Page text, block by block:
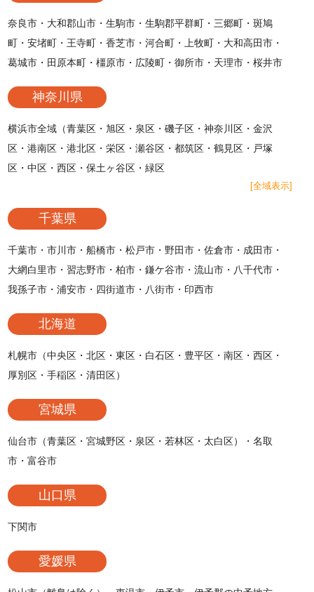
奈良市・大和郡山市・生駒市・生駒郡平群町・三郷町・斑鳩
町・安堵町・王寺町・香芝市・河合町・上牧町・大和高田市・
葛城市・田原本町・橿原市・広陵町・御所市・天理市・桜井市
神奈川県
横浜市全域（青葉区・旭区・泉区・磯子区・神奈川区・金沢
区・港南区・港北区・栄区・瀬谷区・都筑区・鶴見区・戸塚
区・中区・西区・保土ヶ谷区・緑区
[全域表示]
千葉県
千葉市・市川市・船橋市・松戸市・野田市・佐倉市・成田市・
大網白里市・習志野市・柏市・鎌ケ谷市・流山市・八千代市・
我孫子市・浦安市・四街道市・八街市・印西市
北海道
札幌市（中央区・北区・東区・白石区・豊平区・南区・西区・
厚別区・手稲区・清田区）
宮城県
仙台市（青葉区・宮城野区・泉区・若林区・太白区）・名取
市・富谷市
山口県
下関市
愛媛県